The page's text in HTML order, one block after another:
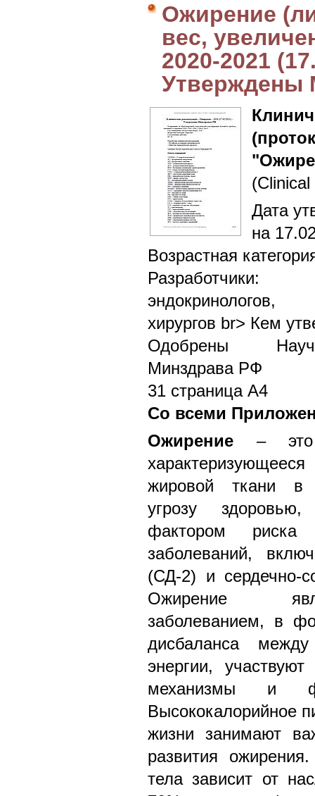
Ожирение
вес,
2020-2021
Утверждены
Дата
на
Возрастная
Разработчики:
эндокринологов,
хирургов br> Кем
Одобрены
Минздрава РФ
31 страница А4
Со всеми
Ожирение – это
жировой ткани в
угрозу
фактором риска
заболеваний,
(СД-2) и сердечно-
Ожирение
заболеванием, в
дисбаланса
энергии,
механизмы и
Высококалорийное
жизни занимают
развития
тела зависит от